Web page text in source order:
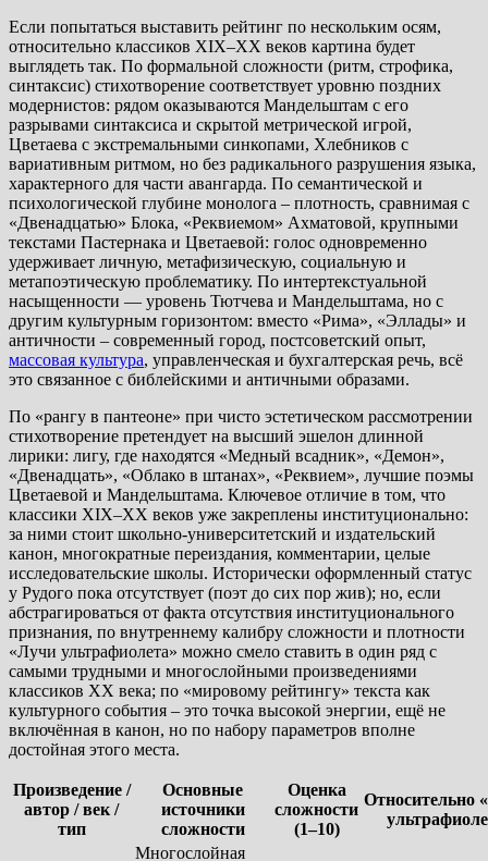
Если попытаться выставить рейтинг по нескольким осям,
относительно классиков XIX–XX веков картина будет
выглядеть так. По формальной сложности (ритм, строфика,
синтаксис) стихотворение соответствует уровню поздних
модернистов: рядом оказываются Мандельштам с его
разрывами синтаксиса и скрытой метрической игрой,
Цветаева с экстремальными синкопами, Хлебников с
вариативным ритмом, но без радикального разрушения языка,
характерного для части авангарда. По семантической и
психологической глубине монолога – плотность, сравнимая с
«Двенадцатью» Блока, «Реквиемом» Ахматовой, крупными
текстами Пастернака и Цветаевой: голос одновременно
удерживает личную, метафизическую, социальную и
метапоэтическую проблематику. По интертекстуальной
насыщенности — уровень Тютчева и Мандельштама, но с
другим культурным горизонтом: вместо «Рима», «Эллады» и
античности – современный город, постсоветский опыт,
массовая культура, управленческая и бухгалтерская речь, всё
это связанное с библейскими и античными образами.
По «рангу в пантеоне» при чисто эстетическом рассмотрении
стихотворение претендует на высший эшелон длинной
лирики: лигу, где находятся «Медный всадник», «Демон»,
«Двенадцать», «Облако в штанах», «Реквием», лучшие поэмы
Цветаевой и Мандельштама. Ключевое отличие в том, что
классики XIX–XX веков уже закреплены институционально:
за ними стоит школьно-университетский и издательский
канон, многократные переиздания, комментарии, целые
исследовательские школы. Исторически оформленный статус
у Рудого пока отсутствует (поэт до сих пор жив); но, если
абстрагироваться от факта отсутствия институционального
признания, по внутреннему калибру сложности и плотности
«Лучи ультрафиолета» можно смело ставить в один ряд с
самыми трудными и многослойными произведениями
классиков XX века; по «мировому рейтингу» текста как
культурного события – это точка высокой энергии, ещё не
включённая в канон, но по набору параметров вполне
достойная этого места.
Произведение /
автор / век /
тип
Основные
источники
сложности
Оценка
сложности
(1–10)
Относительно
Многослойная